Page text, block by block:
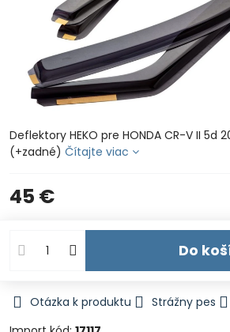
Deflektory HEKO pre HONDA CR-V II 5d
(+zadné) Čítajte viac
45 €
Do
Otázka k produktu Strážny pes